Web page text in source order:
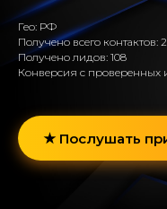
Гео: РФ
Получено всего контактов:
Получено лидов: 108
Конверсия с проверенных
Послушать